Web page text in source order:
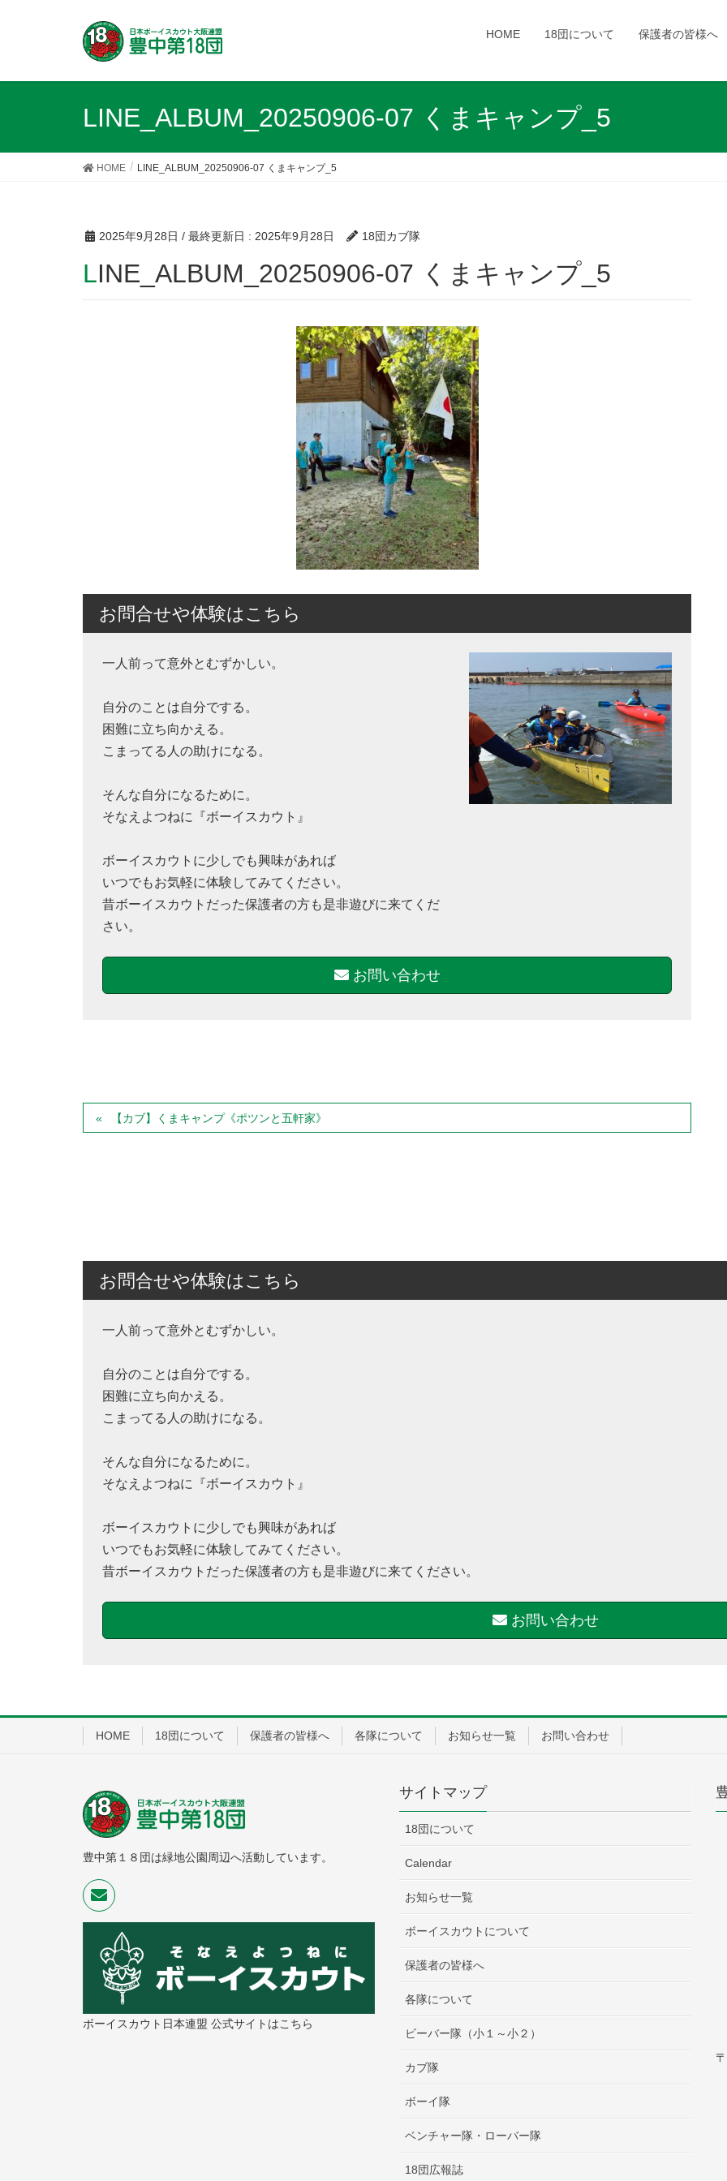
HOME 18団について 保護者の皆様へ
LINE_ALBUM_20250906-07 くまキャンプ_5
HOME LINE_ALBUM_20250906-07 くまキャンプ_5
2025年9月28日 / 最終更新日 : 2025年9月28日 18団カブ隊
LINE_ALBUM_20250906-07 くまキャンプ_5
お問合せや体験はこちら
一人前って意外とむずかしい。
自分のことは自分でする。
困難に立ち向かえる。
こまってる人の助けになる。
そんな自分になるために。
そなえよつねに『ボーイスカウト』
ボーイスカウトに少しでも興味があれば
いつでもお気軽に体験してみてください。
昔ボーイスカウトだった保護者の方も是非遊びに来てくだ
さい。
お問い合わせ
【カブ】くまキャンプ《ポツンと五軒家》
お問合せや体験はこちら
一人前って意外とむずかしい。
自分のことは自分でする。
困難に立ち向かえる。
こまってる人の助けになる。
そんな自分になるために。
そなえよつねに『ボーイスカウト』
ボーイスカウトに少しでも興味があれば
いつでもお気軽に体験してみてください。
昔ボーイスカウトだった保護者の方も是非遊びに来てください。
お問い合わせ
HOME 18団について 保護者の皆様へ 各隊について お知らせ一覧 お問い合わせ
豊中第１８団は緑地公園周辺へ活動しています。
ボーイスカウト日本連盟 公式サイトはこちら
サイトマップ
18団について
Calendar
お知らせ一覧
ボーイスカウトについて
保護者の皆様へ
各隊について
ビーバー隊（小１～小２）
カブ隊
ボーイ隊
ベンチャー隊・ローバー隊
18団広報誌